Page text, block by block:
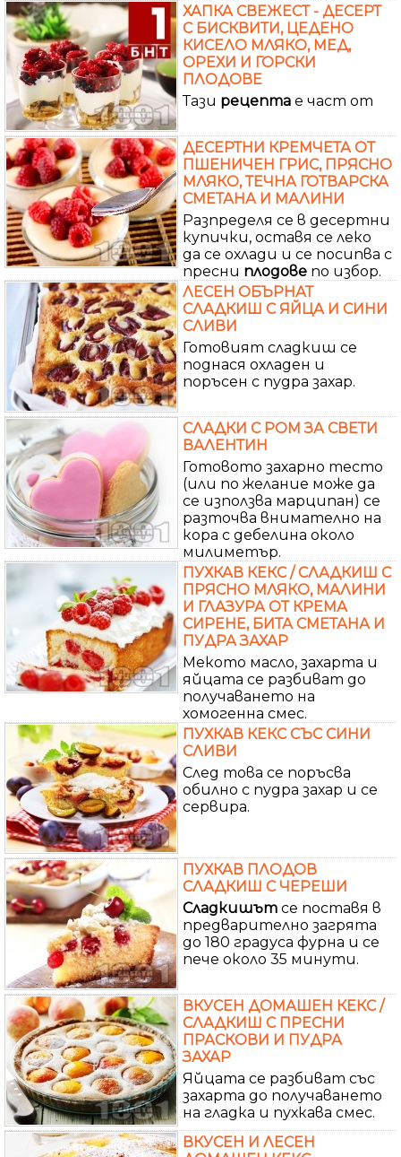
ХАПКА СВЕЖЕСТ - ДЕСЕРТ
С БИСКВИТИ, ЦЕДЕНО
КИСЕЛО МЛЯКО, МЕД,
ОРЕХИ И ГОРСКИ
ПЛОДОВЕ
Тази рецепта е част от
ДЕСЕРТНИ КРЕМЧЕТА ОТ
ПШЕНИЧЕН ГРИС, ПРЯСНО
МЛЯКО, ТЕЧНА ГОТВАРСКА
СМЕТАНА И МАЛИНИ
Разпределя се в десертни
купички, оставя се леко
да се охлади и се посипва с
пресни плодове по избор.
ЛЕСЕН ОБЪРНАТ
СЛАДКИШ С ЯЙЦА И СИНИ
СЛИВИ
Готовият сладкиш се
поднася охладен и
поръсен с пудра захар.
СЛАДКИ С РОМ ЗА СВЕТИ
ВАЛЕНТИН
Готовото захарно тесто
(или по желание може да
се използва марципан) се
разточва внимателно на
кора с дебелина около
милиметър.
ПУХКАВ КЕКС / СЛАДКИШ С
ПРЯСНО МЛЯКО, МАЛИНИ
И ГЛАЗУРА ОТ КРЕМА
СИРЕНЕ, БИТА СМЕТАНА И
ПУДРА ЗАХАР
Мекото масло, захарта и
яйцата се разбиват до
получаването на
хомогенна смес.
ПУХКАВ КЕКС СЪС СИНИ
СЛИВИ
След това се поръсва
обилно с пудра захар и се
сервира.
ПУХКАВ ПЛОДОВ
СЛАДКИШ С ЧЕРЕШИ
Сладкишът се поставя в
предварително загрята
до 180 градуса фурна и се
пече около 35 минути.
ВКУСЕН ДОМАШЕН КЕКС /
СЛАДКИШ С ПРЕСНИ
ПРАСКОВИ И ПУДРА
ЗАХАР
Яйцата се разбиват със
захарта до получаването
на гладка и пухкава смес.
ВКУСЕН И ЛЕСЕН